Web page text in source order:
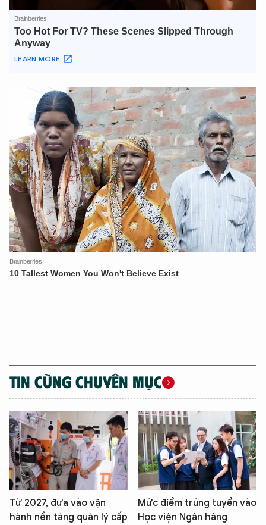
TIN CÙNG CHUYÊN MỤC
Từ 2027, đưa vào vận
hành nền tảng quản lý cấp
Mức điểm trúng tuyển vào
Học viện Ngân hàng